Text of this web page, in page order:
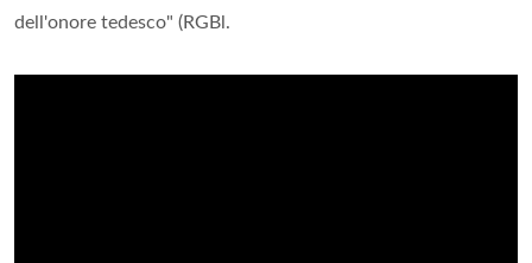
dell'onore tedesco" (RGBl.